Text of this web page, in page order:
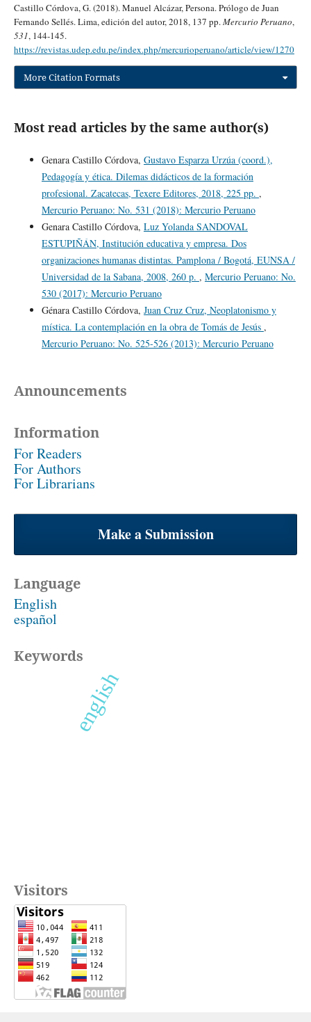
Castillo Córdova, G. (2018). Manuel Alcázar, Persona. Prólogo de Juan
Fernando Sellés. Lima, edición del autor, 2018, 137 pp.Mercurio Peruano,
531, 144-145.
https://revistas.udep.edu.pe/index.php/mercurioperuano/article/view/1270
More Citation Formats
Most read articles by the same author(s)
Genara Castillo Córdova, Gustavo Esparza Urzúa (coord.),
Pedagogía y ética. Dilemas didácticos de la formación
profesional. Zacatecas, Texere Editores, 2018, 225 pp. ,
Mercurio Peruano: No. 531 (2018): Mercurio Peruano
Genara Castillo Córdova, Luz Yolanda SANDOVAL
ESTUPIÑÁN, Institución educativa y empresa. Dos
organizaciones humanas distintas. Pamplona / Bogotá, EUNSA /
Universidad de la Sabana, 2008, 260 p. , Mercurio Peruano: No.
530 (2017): Mercurio Peruano
Génara Castillo Córdova, Juan Cruz Cruz, Neoplatonismo y
mística. La contemplación en la obra de Tomás de Jesús ,
Mercurio Peruano: No. 525-526 (2013): Mercurio Peruano
Announcements
Information
For Readers
For Authors
For Librarians
Make a Submission
Language
English
español
Keywords
english
Visitors